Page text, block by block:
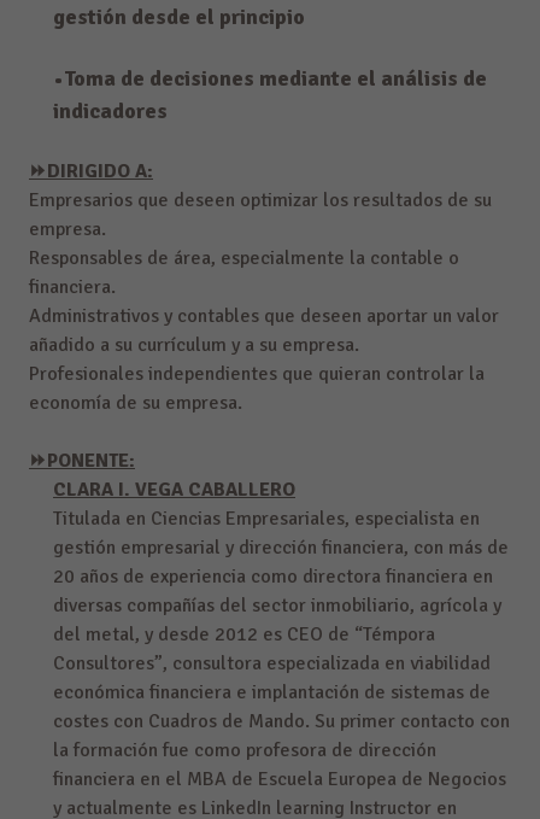
gestión desde el principio
•Toma de decisiones mediante el análisis de
indicadores
⏩DIRIGIDO A:
Empresarios que deseen optimizar los resultados de su
empresa.
Responsables de área, especialmente la contable o
financiera.
Administrativos y contables que deseen aportar un valor
añadido a su currículum y a su empresa.
Profesionales independientes que quieran controlar la
economía de su empresa.
⏩PONENTE:
CLARA I. VEGA CABALLERO
Titulada en Ciencias Empresariales, especialista en
gestión empresarial y dirección financiera, con más de
20 años de experiencia como directora financiera en
diversas compañías del sector inmobiliario, agrícola y
del metal, y desde 2012 es CEO de “Témpora
Consultores”, consultora especializada en viabilidad
económica financiera e implantación de sistemas de
costes con Cuadros de Mando. Su primer contacto con
la formación fue como profesora de dirección
financiera en el MBA de Escuela Europea de Negocios
y actualmente es LinkedIn learning Instructor en